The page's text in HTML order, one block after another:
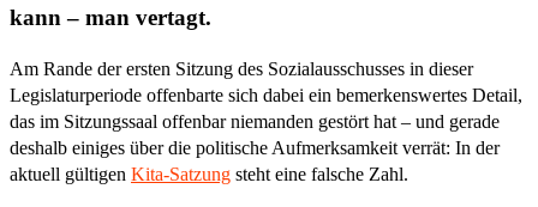
kann – man vertagt.
Am Rande der ersten Sitzung des Sozialausschusses in dieser
Legislaturperiode offenbarte sich dabei ein bemerkenswertes Detail,
das im Sitzungssaal offenbar niemanden gestört hat – und gerade
deshalb einiges über die politische Aufmerksamkeit verrät: In der
aktuell gültigen Kita-Satzung steht eine falsche Zahl.